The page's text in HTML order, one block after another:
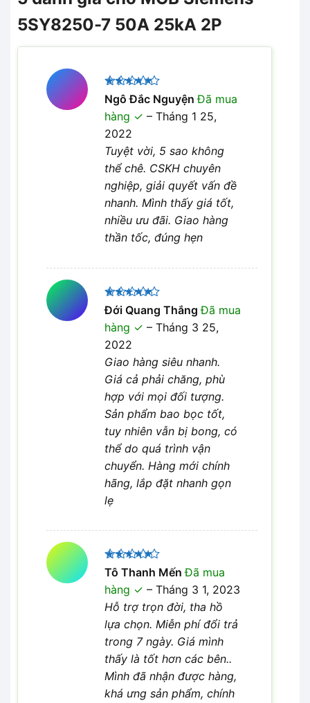
5SY8250-7 50A 25kA 2P
Được xếp
hạng
5
sao
Ngô Đắc NguyệnĐã mua
hàng
– Tháng 1 25,
2022
Tuyệt vời, 5 sao không
thể chê. CSKH chuyên
nghiệp, giải quyết vấn đề
nhanh. Mình thấy giá tốt,
nhiều ưu đãi. Giao hàng
thần tốc, đúng hẹn
Được xếp
hạng5 5
sao
Đới Quang ThắngĐã mua
hàng
– Tháng 3 25,
2022
Giao hàng siêu nhanh.
Giá cả phải chăng, phù
hợp với mọi đối tượng.
Sản phẩm bao bọc tốt,
tuy nhiên vẫn bị bong, có
thể do quá trình vận
chuyển. Hàng mới chính
hãng, lắp đặt nhanh gọn
lẹ
Được xếp
hạng
55
sao
Tô Thanh MếnĐã mua
hàng
– Tháng 3 1, 2023
Hỗ trợ trọn đời, tha hồ
lựa chọn. Miễn phí đổi trả
trong 7 ngày. Giá mình
thấy là tốt hơn các bên..
Mình đã nhận được hàng,
khá ưng sản phẩm, chính